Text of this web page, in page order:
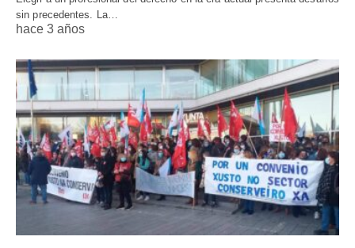
sin precedentes. La…
hace 3 años